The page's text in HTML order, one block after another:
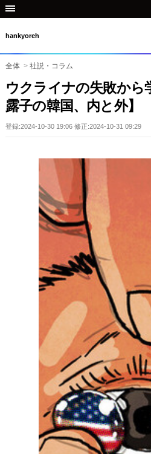
hankyoreh
全体 > 社説・コラム
ウクライナの失敗から
露子の韓国、内と外】
登録:2024-10-30 19:06 修正:2024-10-31 09:29